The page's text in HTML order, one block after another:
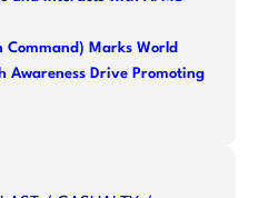
Command) Marks World
Awareness Drive Promoting